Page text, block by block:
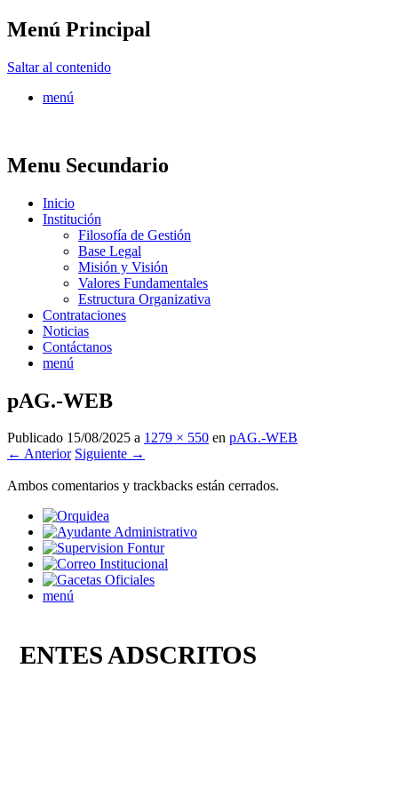
Menú Principal
Saltar al contenido
menú
Menu Secundario
Inicio
Institución
Filosofía de Gestión
Base Legal
Misión y Visión
Valores Fundamentales
Estructura Organizativa
Contrataciones
Noticias
Contáctanos
menú
pAG.-WEB
Publicado 15/08/2025 a 1279 × 550 en pAG.-WEB
← Anterior Siguiente →
Ambos comentarios y trackbacks están cerrados.
menú
ENTES ADSCRITOS